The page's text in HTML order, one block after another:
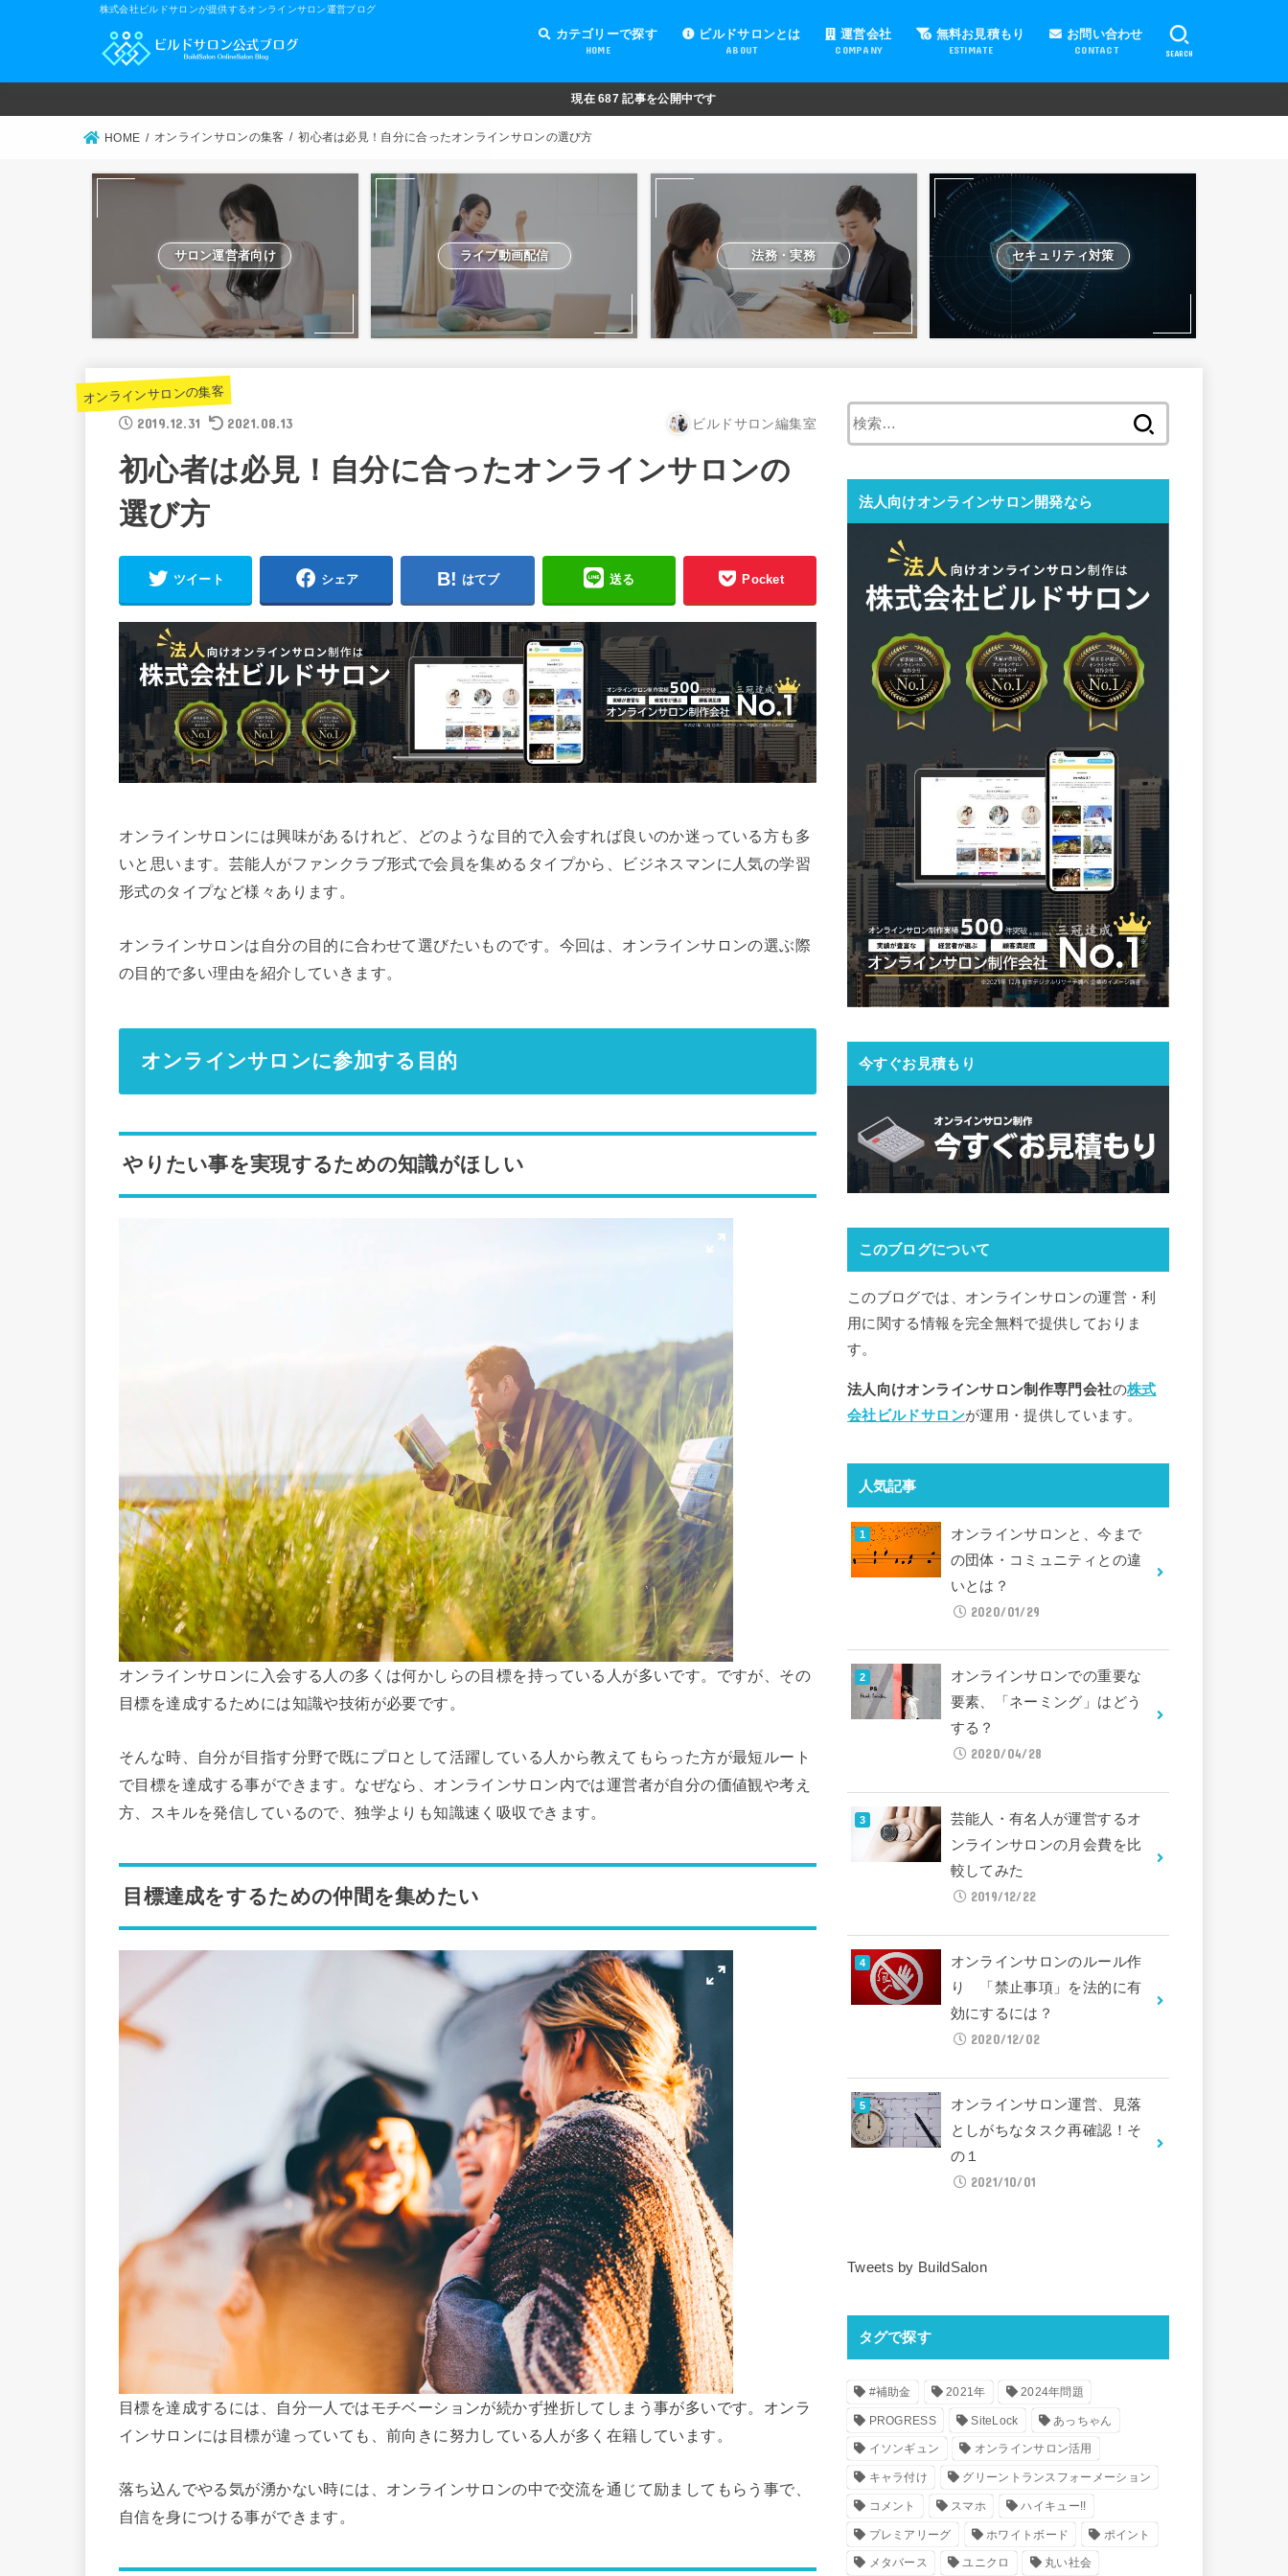
株式会社ビルドサロンが提供するオンラインサロン運営ブログ
カテゴリーで探す
HOME
オンラインサロンの運営
オンラインサロンの集客
オンラインサロンの紹介
オンラインサロンの活用
法務・実務
ライブ動画配信
動画制作・編集
セキュリティ対策
Facebook運営
会費設定
オンラインサロンの開設準備
道具・機材紹介と解説
NFT
ビルドサロンとは
ABOUT
運営会社
COMPANY
無料お見積もり
ESTIMATE
お問い合わせ
CONTACT SEARCH
現在687 記事を公開中です
HOME オンラインサロンの集客 初心者は必見！自分に合ったオンラインサロンの選び方
サロン運営者向け ライブ動画配信 法務・実務 セキュリティ対策
オンラインサロンの集客
2019.12.31 2021.08.13 ビルドサロン編集室
初心者は必見！自分に合ったオンラインサロンの
選び方
ツイート シェア はてブ 送る Pocket
オンラインサロンには興味があるけれど、どのような目的で入会すれば良いのか迷っている方も多
いと思います。芸能人がファンクラブ形式で会員を集めるタイプから、ビジネスマンに人気の学習
形式のタイプなど様々あります。
オンラインサロンは自分の目的に合わせて選びたいものです。今回は、オンラインサロンの選ぶ際
の目的で多い理由を紹介していきます。
オンラインサロンに参加する目的
やりたい事を実現するための知識がほしい
オンラインサロンに入会する人の多くは何かしらの目標を持っている人が多いです。ですが、その
目標を達成するためには知識や技術が必要です。
そんな時、自分が目指す分野で既にプロとして活躍している人から教えてもらった方が最短ルート
で目標を達成する事ができます。なぜなら、オンラインサロン内では運営者が自分の価値観や考え
方、スキルを発信しているので、独学よりも知識速く吸収できます。
目標達成をするための仲間を集めたい
目標を達成するには、自分一人ではモチベーションが続かず挫折してしまう事が多いです。オンラ
インサロンには目標が違っていても、前向きに努力している人が多く在籍しています。
落ち込んでやる気が湧かない時には、オンラインサロンの中で交流を通じて励ましてもらう事で、
自信を身につける事ができます。
法人向けオンラインサロン開発なら
今すぐお見積もり
このブログについて
このブログでは、オンラインサロンの運営・利
用に関する情報を完全無料で提供しておりま
す。
法人向けオンラインサロン制作専門会社の株式
会社ビルドサロンが運用・提供しています。
人気記事
オンラインサロンと、今まで
の団体・コミュニティとの違
いとは？
2020/01/29
オンラインサロンでの重要な
要素、「ネーミング」はどう
する？
2020/04/28
芸能人・有名人が運営するオ
ンラインサロンの月会費を比
較してみた
2019/12/22
オンラインサロンのルール作
り 「禁止事項」を法的に有
効にするには？
2020/12/02
オンラインサロン運営、見落
としがちなタスク再確認！そ
の１
2021/10/01
Tweets by BuildSalon
タグで探す
#補助金 2021年 2024年問題
PROGRESS SiteLock あっちゃん
イソンギュン オンラインサロン活用
キャラ付け グリーントランスフォーメーション
コメント スマホ ハイキュー!!
プレミアリーグ ホワイトボード ポイント
メタバース ユニクロ 丸い社会